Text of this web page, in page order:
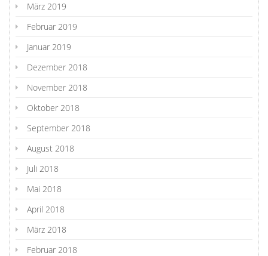
März 2019
Februar 2019
Januar 2019
Dezember 2018
November 2018
Oktober 2018
September 2018
August 2018
Juli 2018
Mai 2018
April 2018
März 2018
Februar 2018